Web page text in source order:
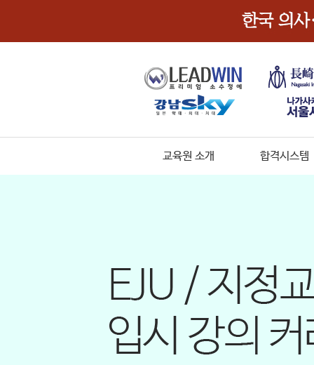
교육원 소개 합격시스템